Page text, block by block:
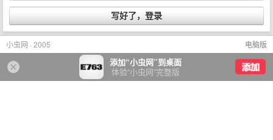
电脑版
小虫网 · 2005
添加“小虫网”到桌面
体验“小虫网”完整版